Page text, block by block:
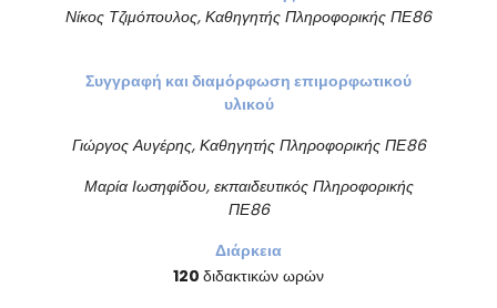
Νίκος Τζιμόπουλος, Καθηγητής Πληροφορικής ΠΕ86
Συγγραφή και διαμόρφωση επιμορφωτικού
υλικού
Γιώργος Αυγέρης, Καθηγητής Πληροφορικής ΠΕ86
Μαρία Ιωσηφίδου, εκπαιδευτικόςΠληροφορικής
ΠΕ86
Διάρκεια
120 διδακτικών ωρών